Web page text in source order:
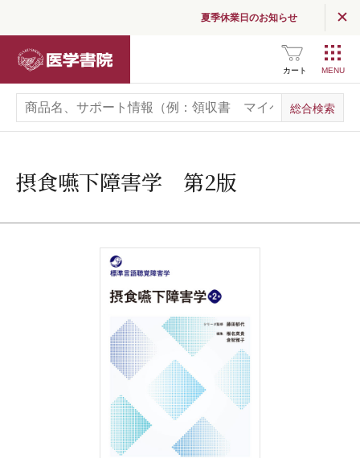
夏季休業日のお知らせ
カート
摂食嚥下障害学 第2版